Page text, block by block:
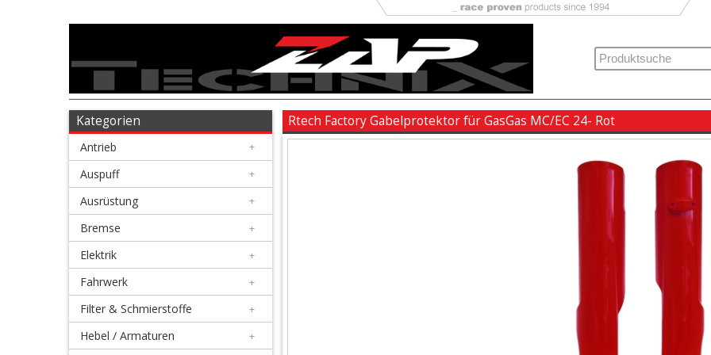
Antrieb
Auspuff
Ausrüstung
Bremse
Elektrik
Fahrwerk
Kategorien
Antrieb +
Auspuff +
Ausrüstung +
Bremse +
Elektrik +
Fahrwerk +
Filter & Schmierstoffe +
Hebel / Armaturen +
Rtech Factory Gabelprotektor für GasGas MC/EC 24- Rot